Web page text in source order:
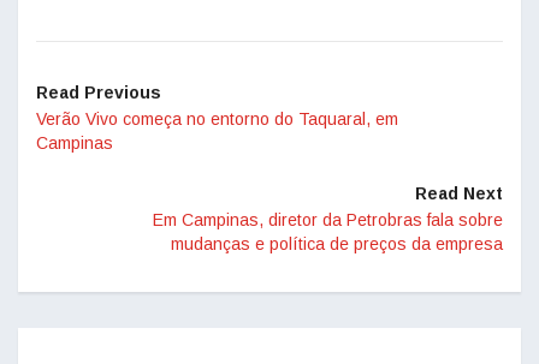
Read Previous
Verão Vivo começa no entorno do Taquaral, em
Campinas
Read Next
Em Campinas, diretor da Petrobras fala sobre
mudanças e política de preços da empresa